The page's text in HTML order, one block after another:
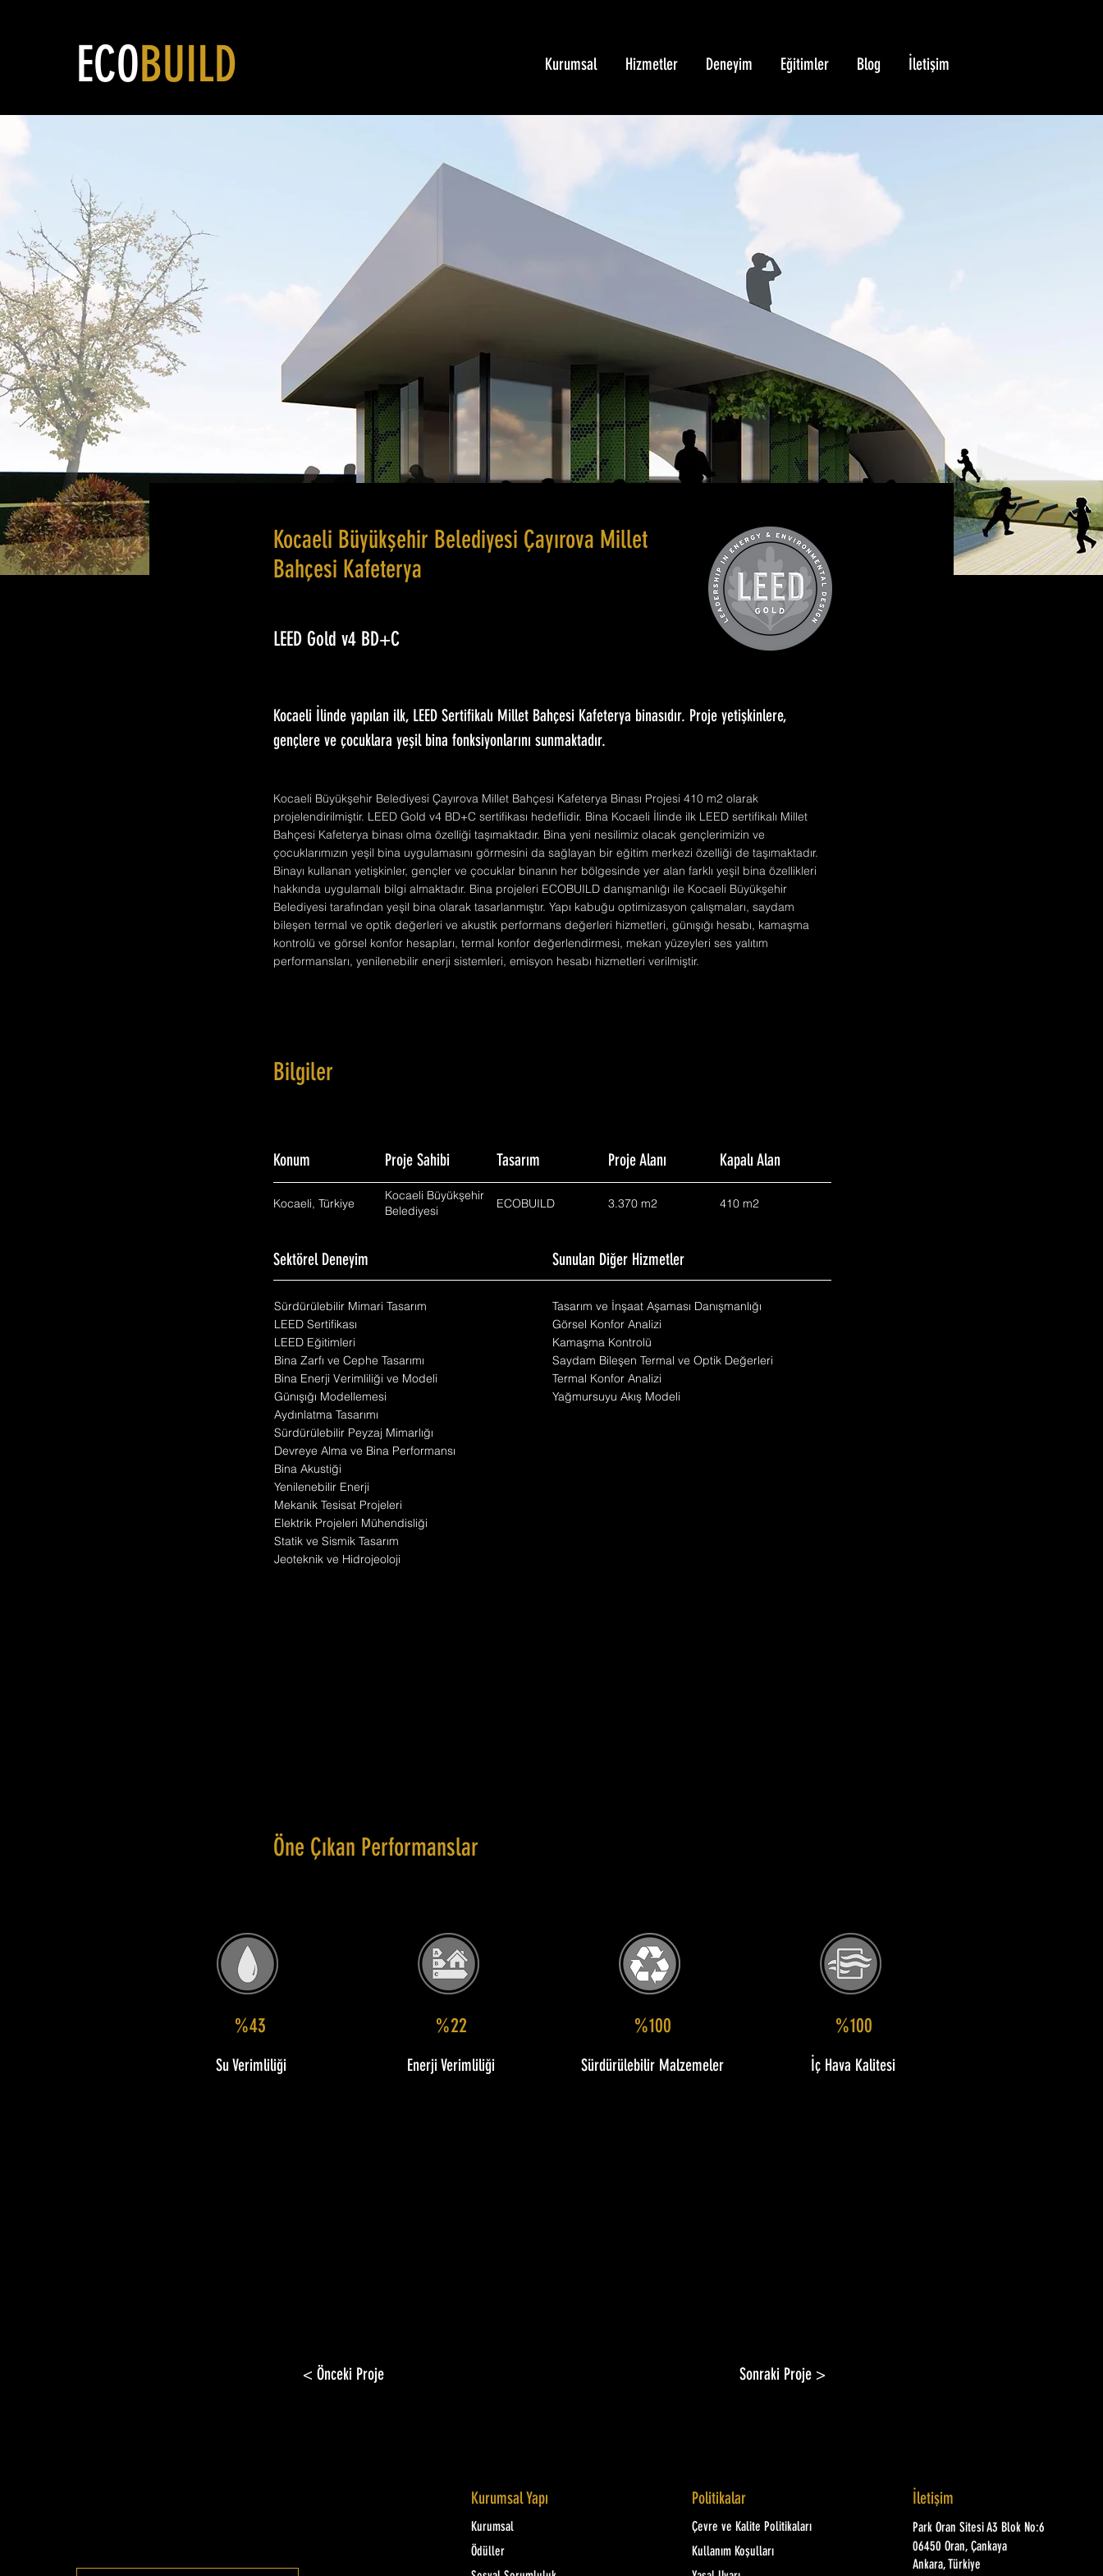
ECOBUILD Kurumsal Hizmetler Deneyim Eğitimler Blog İletişim
Kocaeli Büyükşehir Belediyesi Çayırova Millet
Bahçesi Kafeterya
LEED Gold v4 BD+C
Kocaeli İlinde yapılan ilk, LEED Sertifikalı Millet Bahçesi Kafeterya binasıdır. Proje yetişkinlere,
gençlere ve çocuklara yeşil bina fonksiyonlarını sunmaktadır.
Kocaeli Büyükşehir Belediyesi Çayırova Millet Bahçesi Kafeterya Binası Projesi 410 m2 olarak
projelendirilmiştir. LEED Gold v4 BD+C sertifikası hedeflidir. Bina Kocaeli İlinde ilk LEED sertifikalı Millet
Bahçesi Kafeterya binası olma özelliği taşımaktadır. Bina yeni nesilimiz olacak gençlerimizin ve
çocuklarımızın yeşil bina uygulamasını görmesini da sağlayan bir eğitim merkezi özelliği de taşımaktadır.
Binayı kullanan yetişkinler, gençler ve çocuklar binanın her bölgesinde yer alan farklı yeşil bina özellikleri
hakkında uygulamalı bilgi almaktadır. Bina projeleri ECOBUILD danışmanlığı ile Kocaeli Büyükşehir
Belediyesi tarafından yeşil bina olarak tasarlanmıştır. Yapı kabuğu optimizasyon çalışmaları, saydam
bileşen termal ve optik değerleri ve akustik performans değerleri hizmetleri, günışığı hesabı, kamaşma
kontrolü ve görsel konfor hesapları, termal konfor değerlendirmesi, mekan yüzeyleri ses yalıtım
performansları, yenilenebilir enerji sistemleri, emisyon hesabı hizmetleri verilmiştir.
Bilgiler
Konum Proje Sahibi Tasarım Proje Alanı Kapalı Alan
Kocaeli, Türkiye
Kocaeli Büyükşehir
Belediyesi
ECOBUILD 3.370 m2 410 m2
Sektörel Deneyim Sunulan Diğer Hizmetler
Sürdürülebilir Mimari Tasarım
LEED Sertifikası
LEED Eğitimleri
Bina Zarfı ve Cephe Tasarımı
Bina Enerji Verimliliği ve Modeli
Günışığı Modellemesi
Aydınlatma Tasarımı
Sürdürülebilir Peyzaj Mimarlığı
Devreye Alma ve Bina Performansı
Bina Akustiği
Yenilenebilir Enerji
Mekanik Tesisat Projeleri
Elektrik Projeleri Mühendisliği
Statik ve Sismik Tasarım
Jeoteknik ve Hidrojeoloji
Tasarım ve İnşaat Aşaması Danışmanlığı
Görsel Konfor Analizi
Kamaşma Kontrolü
Saydam Bileşen Termal ve Optik Değerleri
Termal Konfor Analizi
Yağmursuyu Akış Modeli
Öne Çıkan Performanslar
%43
Su Verimliliği
%22
Enerji Verimliliği
%100
Sürdürülebilir Malzemeler
%100
İç Hava Kalitesi
< Önceki Proje Sonraki Proje >
Kurumsal Yapı
Kurumsal
Ödüller
Politikalar
Çevre ve Kalite Politikaları
Kullanım Koşulları
İletişim
Park Oran Sitesi A3 Blok No:6
06450 Oran, Çankaya
Ankara, Türkiye